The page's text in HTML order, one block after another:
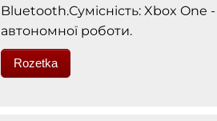
Bluetooth.Сумісність: Xbox One
автономної роботи.
Rozetka